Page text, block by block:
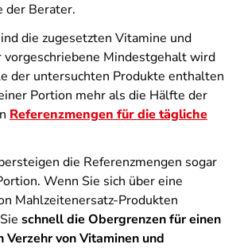
der Berater.
die zugesetzten Vitamine und
Mindestgehalt wird
der untersuchten Produkte enthalten
Portion mehr als die Hälfte der
Referenzmengen für die tägliche
die Referenzmengen sogar
Wenn Sie sich über eine
Mahlzeitenersatz-Produkten
schnell die Obergrenzen für einen
Verzehr von Vitaminen und